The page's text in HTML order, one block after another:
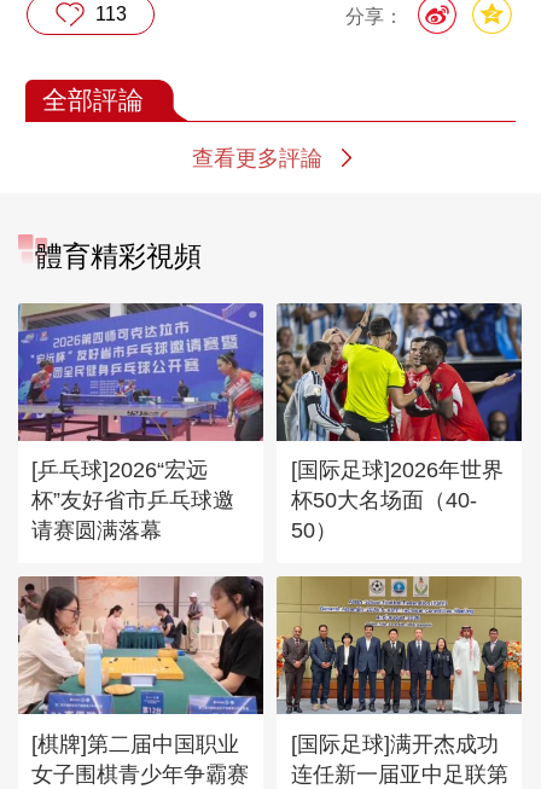
分享：
113
全部評論
查看更多評論
體育精彩視頻
[乒乓球]2026“宏远
杯”友好省市乒乓球邀
请赛圆满落幕
[国际足球]2026年世界
杯50大名场面（40-
50）
[棋牌]第二届中国职业
女子围棋青少年争霸赛
[国际足球]满开杰成功
连任新一届亚中足联第